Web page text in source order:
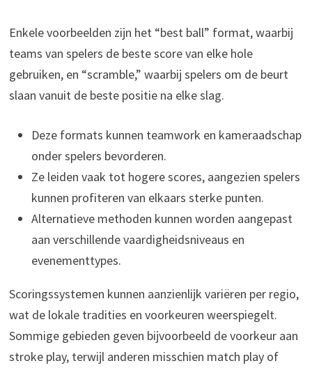
Enkele voorbeelden zijn het “best ball” format, waarbij
teams van spelers de beste score van elke hole
gebruiken, en “scramble,” waarbij spelers om de beurt
slaan vanuit de beste positie na elke slag.
Deze formats kunnen teamwork en kameraadschap
onder spelers bevorderen.
Ze leiden vaak tot hogere scores, aangezien spelers
kunnen profiteren van elkaars sterke punten.
Alternatieve methoden kunnen worden aangepast
aan verschillende vaardigheidsniveaus en
evenementtypes.
Scoringssystemen kunnen aanzienlijk variëren per regio,
wat de lokale tradities en voorkeuren weerspiegelt.
Sommige gebieden geven bijvoorbeeld de voorkeur aan
stroke play, terwijl anderen misschien match play of